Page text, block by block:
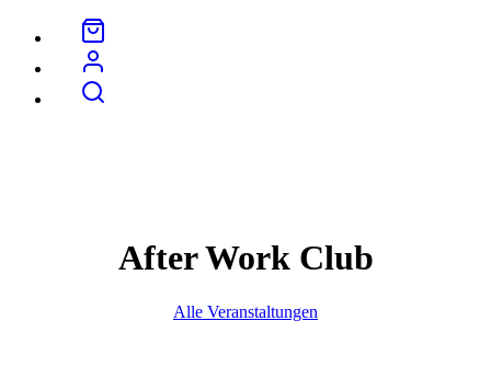
After Work Club
Alle Veranstaltungen